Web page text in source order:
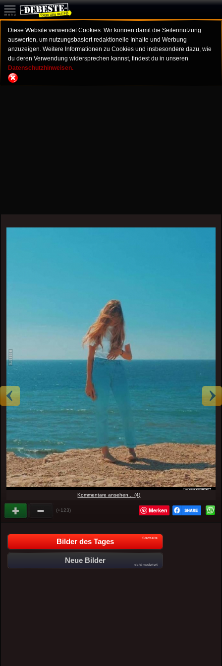
Diese Website verwendet Cookies. Wir können damit die Seitennutzung
auswerten, um nutzungsbasiert redaktionelle Inhalte und Werbung
anzuzeigen. Weitere Informationen zu Cookies und insbesondere dazu, wie
du deren Verwendung widersprechen kannst, findest du in unseren
Datenschutzhinweisen.
Kommentare ansehen... (4)
(+123) Merken
Bilder des Tages Startseite
Neue Bilder
nicht moderiert